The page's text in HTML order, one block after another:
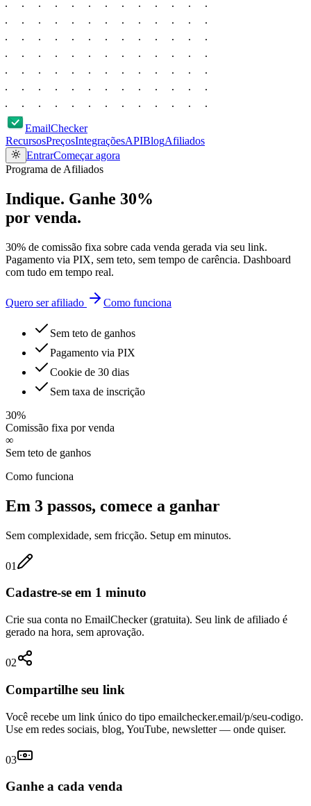
EmailChecker
RecursosPreçosIntegraçõesAPIBlogAfiliados
EntrarComeçar agora
Programa de Afiliados
Indique. Ganhe 30%
por venda.
30% de comissão fixa sobre cada venda gerada via seu link.
Pagamento via PIX, sem teto, sem tempo de carência. Dashboard
com tudo em tempo real.
Quero ser afiliado Como funciona
Sem teto de ganhos
Pagamento via PIX
Cookie de 30 dias
Sem taxa de inscrição
30%
Comissão fixa por venda
∞
Sem teto de ganhos
Como funciona
Em 3 passos, comece a ganhar
Sem complexidade, sem fricção. Setup em minutos.
01
Cadastre-se em 1 minuto
Crie sua conta no EmailChecker (gratuita). Seu link de afiliado é
gerado na hora, sem aprovação.
02
Compartilhe seu link
Você recebe um link único do tipo emailchecker.email/p/seu-codigo.
Use em redes sociais, blog, YouTube, newsletter — onde quiser.
03
Ganhe a cada venda